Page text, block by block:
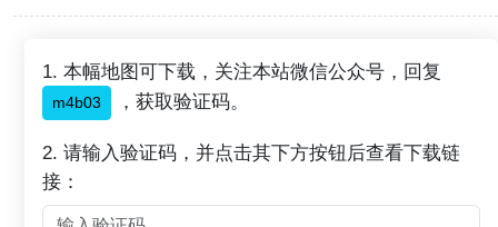
1. 本幅地图可下载，关注本站微信公众号，回复
m4b03 ，获取验证码。
2. 请输入验证码，并点击其下方按钮后查看下载链
接：